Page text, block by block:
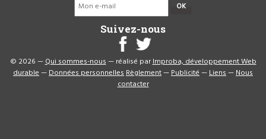
OK
Suivez-nous
© 2026 —Qui sommes-nous— réalisé parImproba, développement Web
durable—Données personnellesRèglement—Publicité—Liens—Nous
contacter